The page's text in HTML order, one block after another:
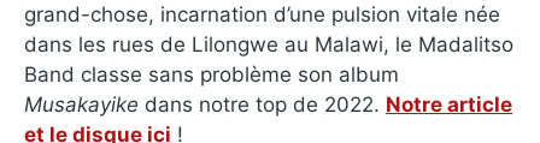
grand-chose, incarnation d’une pulsion vitale née
dans les rues de Lilongwe au Malawi, le Madalitso
Band classe sans problème son album
Musakayike dans notre top de 2022. Notre article
et le disque ici !